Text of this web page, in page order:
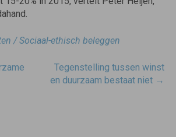
/ Sociaal-ethisch beleggen
Tegenstelling tussen winst
en duurzaam bestaat niet →